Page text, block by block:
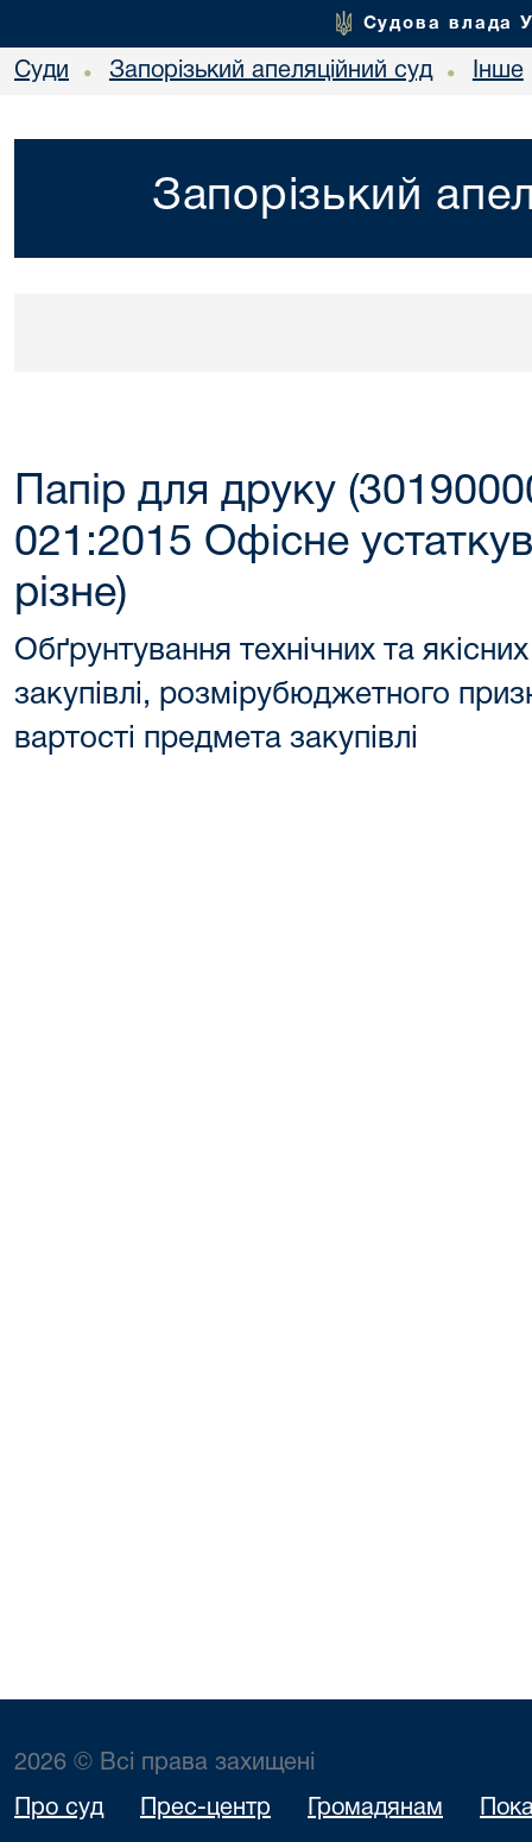
Судова влада
Суди • Запорізький апеляційний суд • Інше
Запорізький
Папір для друку
021:2015 Офісне
різне)
Обґрунтування технічних та
закупівлі, розмірубюджетного
вартості предмета закупівлі
2026 © Всі права захищені
Про суд Прес-центр Громадянам